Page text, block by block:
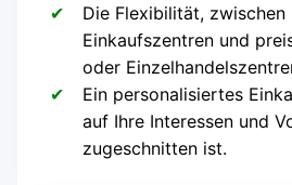
Die Flexibilität, zwischen
Einkaufszentren und
oder
Ein personalisiertes
auf Ihre Interessen und
zugeschnitten ist.